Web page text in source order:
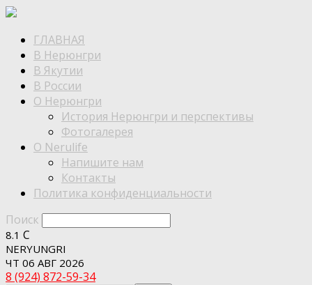
ГЛАВНАЯ
В Нерюнгри
В Якутии
В России
О Нерюнгри
История Нерюнгри и перспективы
Фотогалерея
О Nerulife
Напишите нам
Контакты
Политика конфиденциальности
Поиск
8.1 C
NERYUNGRI
ЧТ 06 АВГ 2026
8 (924) 872-59-34